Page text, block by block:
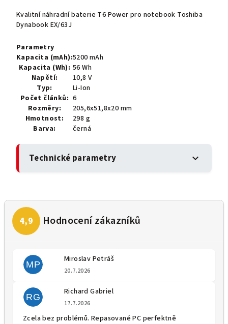
Kvalitní náhradní baterie T6 Power pro notebook Toshiba
Dynabook EX/63J
Parametry
Kapacita (mAh):5200 mAh
Kapacita (Wh): 56 Wh
Napětí:
10,8 V
Typ:
Li-Ion
Počet článků: 6
Rozměry:
205,6x51,8x20 mm
Hmotnost:
298 g
Barva:
černá
Technické parametry expand_more
MP
Miroslav Petráš
20.7.2026
RG
Richard Gabriel
17.7.2026
Zcela bez problémů. Repasované PC perfektně